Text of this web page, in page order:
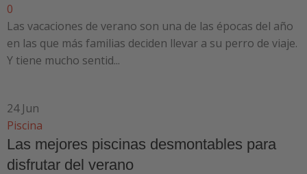
0
Las vacaciones de verano son una de las épocas del año
en las que más familias deciden llevar a su perro de viaje.
Y tiene mucho sentid...
24 Jun
Piscina
Las mejores piscinas desmontables para
disfrutar del verano